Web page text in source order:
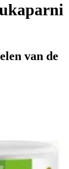
van de